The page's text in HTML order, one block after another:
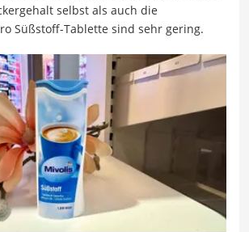
selbst als auch die
Süßstoff-Tablette sind sehr gering.